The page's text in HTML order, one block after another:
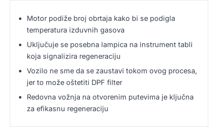
Motor podiže broj obrtaja kako bi se podigla
temperatura izduvnih gasova
Uključuje se posebna lampica na instrument tabli
koja signalizira regeneraciju
Vozilo ne sme da se zaustavi tokom ovog procesa,
jer to može oštetiti DPF filter
Redovna vožnja na otvorenim putevima je ključna
za efikasnu regeneraciju